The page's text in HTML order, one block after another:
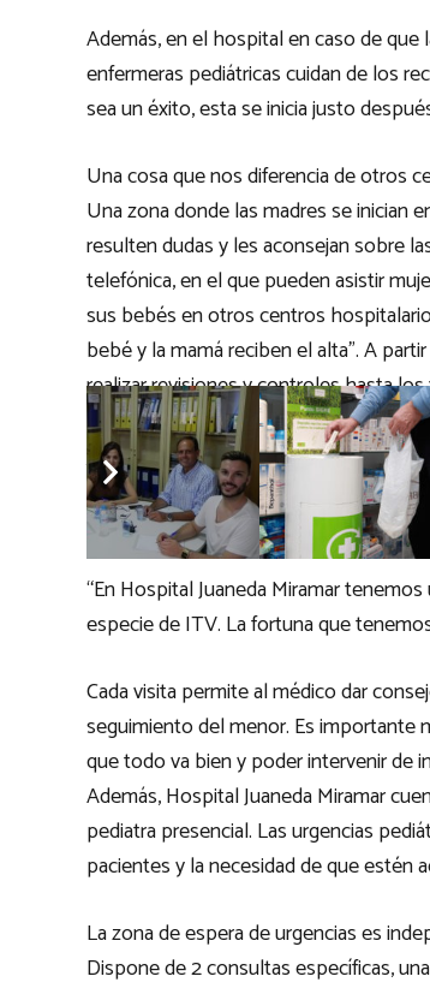
Además, en el hospital en caso de
enfermeras pediátricas cuidan de los
sea un éxito, esta se inicia justo
Una cosa que nos diferencia de otros
Una zona donde las madres se inician
resulten dudas y les aconsejan sobre
telefónica, en el que pueden asistir
sus bebés en otros centros
bebé y la mamá reciben el alta”. A
realizar revisiones y controles hasta
consultas y una gran sala de espera
juguetes para hacer su estancia lo más
“El niño sano”
“En Hospital Juaneda Miramar
especie de ITV. La fortuna que
Cada visita permite al médico dar
seguimiento del menor. Es importante
que todo va bien y poder intervenir de
Además, Hospital Juaneda Miramar
pediatra presencial. Las urgencias
pacientes y la necesidad de que estén
La zona de espera de urgencias es
Dispone de 2 consultas específicas,